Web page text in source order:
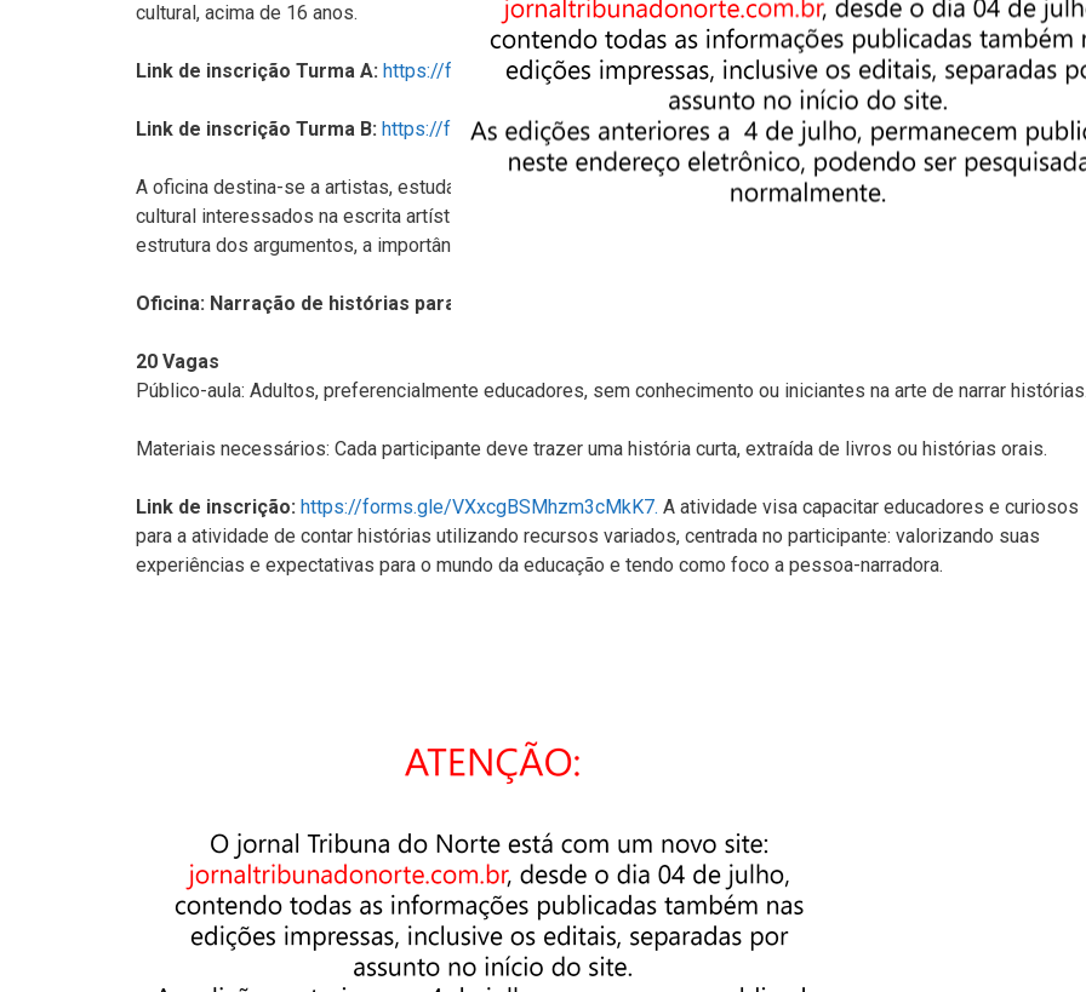
cultural, acima de 16 anos.
Link de inscrição Turma A: https://forms.gle/wG92Xi26wqcZaZSn7.
Link de inscrição Turma B: https://forms.gle/aSjFdv55gzRTtgb76
A oficina destina-se a artistas, estudantes de todas as artes e demais profissionais envolvidos com produção
cultural interessados na escrita artística, organização e desenvolvimento de projetos. As aulas abordam a
estrutura dos argumentos, a importância da narrativa e a organização do discurso artístico.
Oficina: Narração de histórias para educadores e curiosos
20 Vagas
Público-aula: Adultos, preferencialmente educadores, sem conhecimento ou iniciantes na arte de narrar
Materiais necessários: Cada participante deve trazer uma história curta, extraída de livros ou histórias orais.
Link de inscrição: https://forms.gle/VXxcgBSMhzm3cMkK7. A atividade visa capacitar educadores e curiosos
para a atividade de contar histórias utilizando recursos variados, centrada no participante: valorizando suas
experiências e expectativas para o mundo da educação e tendo como foco a pessoa-narradora.